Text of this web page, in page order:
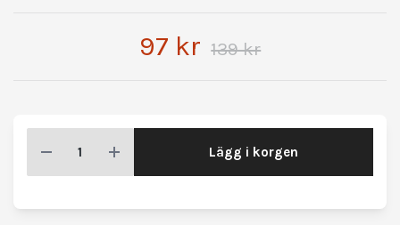
97 kr 139 kr
Lägg i korgen